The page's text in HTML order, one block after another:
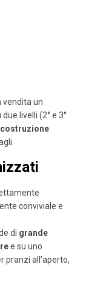
vendita un
livelli (2° e 3°
conviviale e
di grande
e su uno
pranzi all’aperto,